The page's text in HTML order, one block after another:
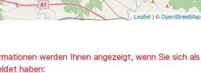
Leaflet | ©OpenStreetMap
werden Ihnen angezeigt, wenn Sie sich als
haben: